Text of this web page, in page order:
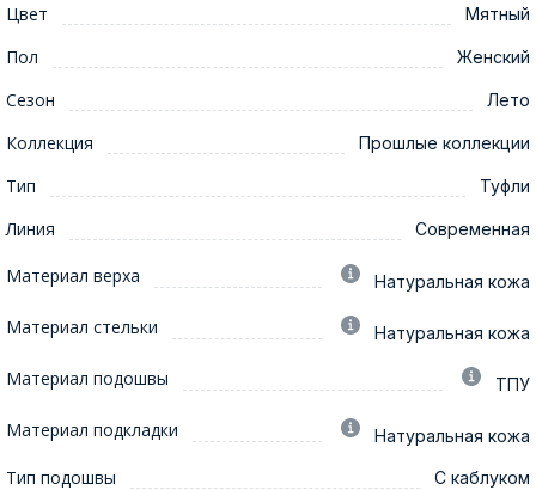
Цвет Мятный
Пол Женский
Сезон Лето
Коллекция Прошлые коллекции
Тип Туфли
Линия Современная
Материал верха Натуральная кожа
Материал стельки Натуральная кожа
Материал подошвы ТПУ
Материал подкладки Натуральная кожа
Тип подошвы С каблуком